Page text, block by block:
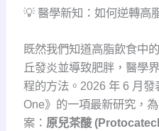
💡 醫學新知：如何逆轉高
既然我們知道高脂飲食中
丘發炎並導致肥胖，醫學
程的方法。2026 年 6 月
One》的一項最新研究，
案： 原兒茶酸